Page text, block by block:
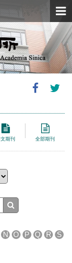
期刊 全部期刊
N O P Q R
S